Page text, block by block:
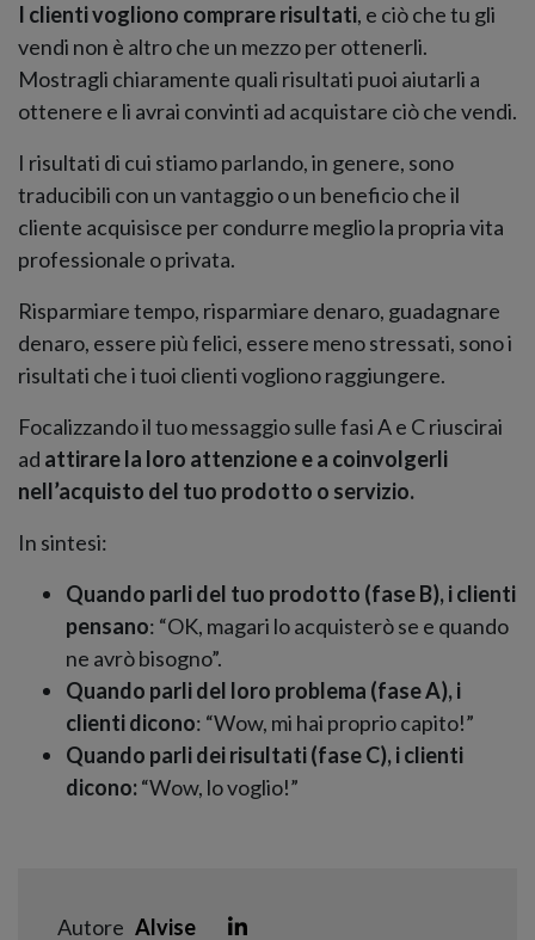
I clienti vogliono comprare risultati, e ciò che tu gli
vendi non è altro che un mezzo per ottenerli.
Mostragli chiaramente quali risultati puoi aiutarli a
ottenere e li avrai convinti ad acquistare ciò che vendi.
I risultati di cui stiamo parlando, in genere, sono
traducibili con un vantaggio o un beneficio che il
cliente acquisisce per condurre meglio la propria vita
professionale o privata.
Risparmiare tempo, risparmiare denaro, guadagnare
denaro, essere più felici, essere meno stressati, sono i
risultati che i tuoi clienti vogliono raggiungere.
Focalizzando il tuo messaggio sulle fasi A e C riuscirai
ad attirare la loro attenzione e a coinvolgerli
nell’acquisto del tuo prodotto o servizio.
In sintesi:
Quando parli del tuo prodotto (fase B), i clienti
pensano: “OK, magari lo acquisterò se e quando
ne avrò bisogno”.
Quando parli del loro problema (fase A), i
clienti dicono: “Wow, mi hai proprio capito!”
Quando parli dei risultati (fase C), i clienti
dicono:“Wow, lo voglio!”
Autore Alvise